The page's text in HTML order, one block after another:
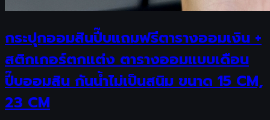
กระปุกออมสินปี๊บแถมฟรีตารางออมเงิน +
สติกเกอร์ตกแต่ง ตารางออมแบบเดือน
ปี๊บออมสิน กันน้ำไม่เป็นสนิม ขนาด 15 CM,
23 CM